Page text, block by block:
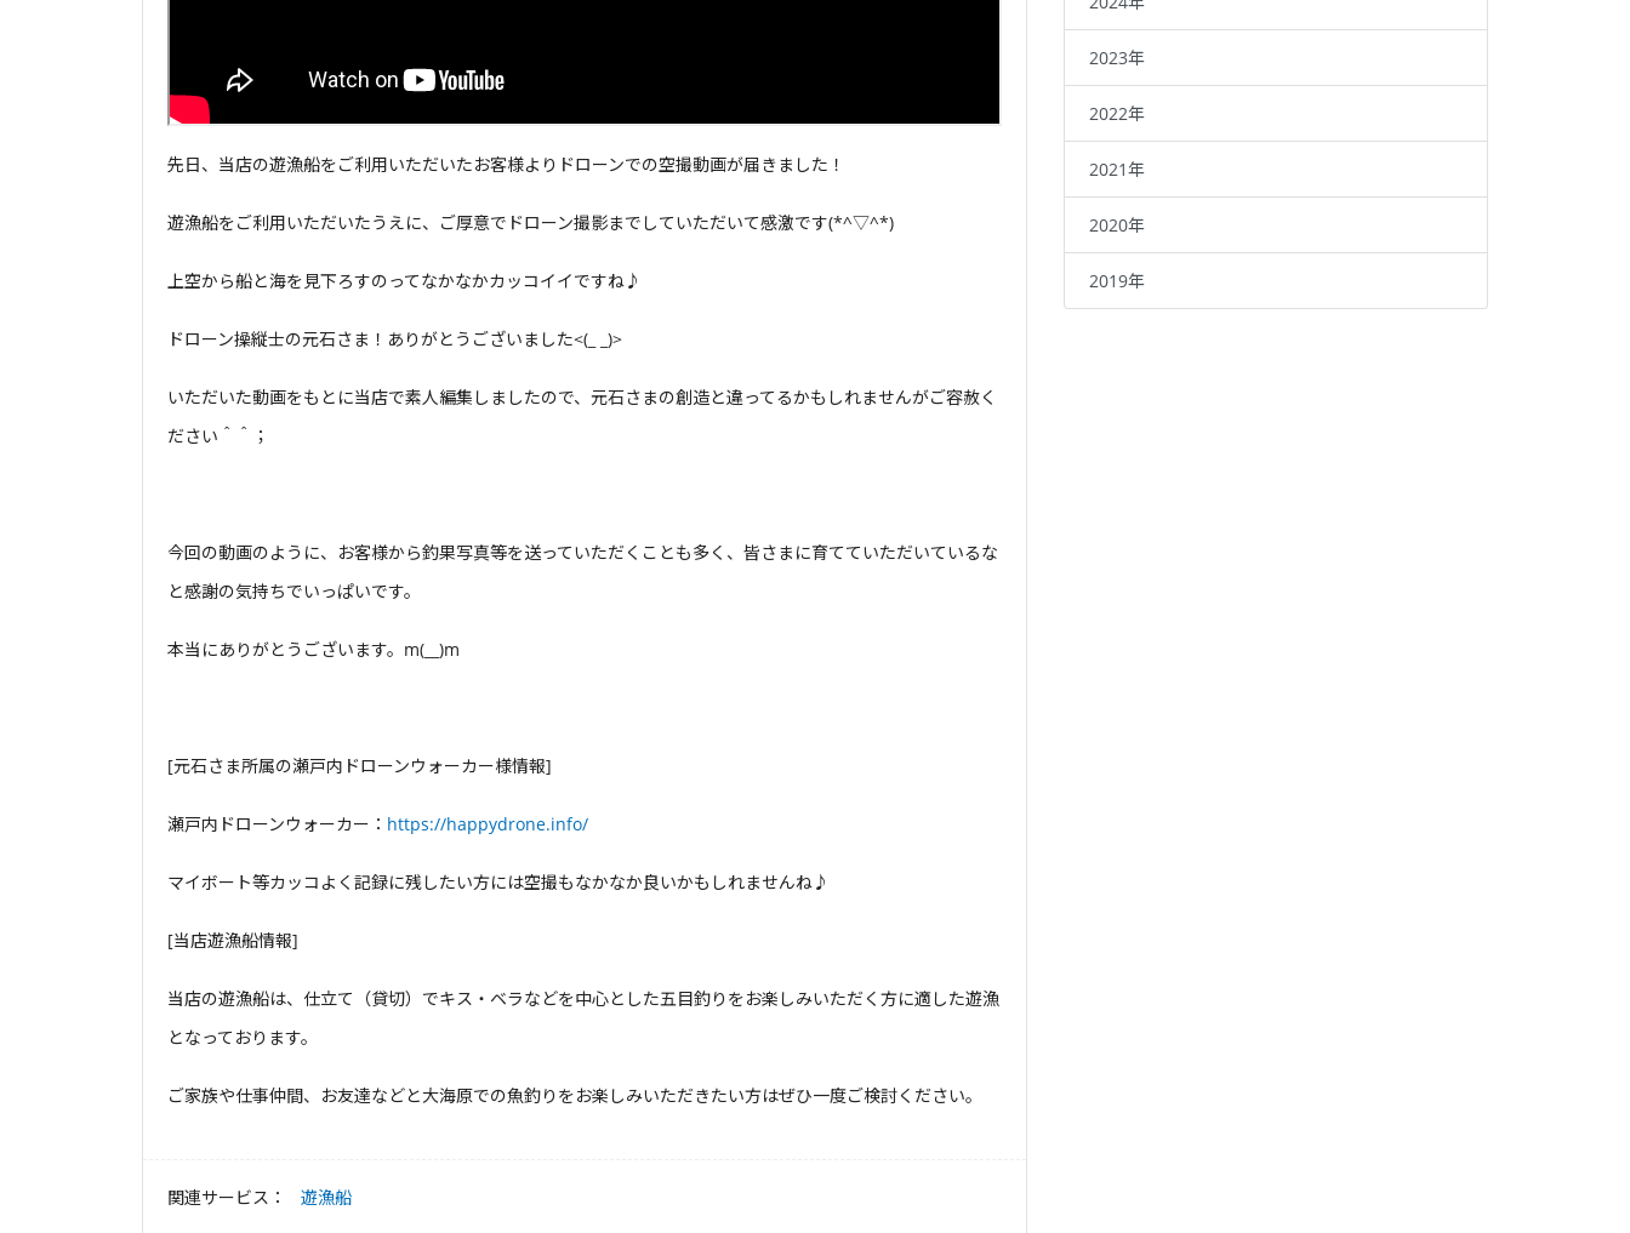
先日、当店の遊漁船をご利用いただいたお客様よりドローンでの空撮動画が届きました！
遊漁船をご利用いただいたうえに、ご厚意でドローン撮影までしていただいて感激です(*^▽^*)
上空から船と海を見下ろすのってなかなかカッコイイですね♪
ドローン操縦士の元石さま！ありがとうございました<(_ _)>
いただいた動画をもとに当店で素人編集しましたので、元石さまの創造と違ってるかもしれませんがご容赦く
ださい＾＾；
今回の動画のように、お客様から釣果写真等を送っていただくことも多く、皆さまに育てていただいているな
と感謝の気持ちでいっぱいです。
本当にありがとうございます。m(__)m
[元石さま所属の瀬戸内ドローンウォーカー様情報]
瀬戸内ドローンウォーカー： https://happydrone.info/
マイボート等カッコよく記録に残したい方には空撮もなかなか良いかもしれませんね♪
[当店遊漁船情報]
当店の遊漁船は、仕立て（貸切）でキス・ベラなどを中心とした五目釣りをお楽しみいただく方に適した遊漁
となっております。
ご家族や仕事仲間、お友達などと大海原での魚釣りをお楽しみいただきたい方はぜひ一度ご検討ください。
関連サービス： 遊漁船
2023年
2022年
2021年
2020年
2019年